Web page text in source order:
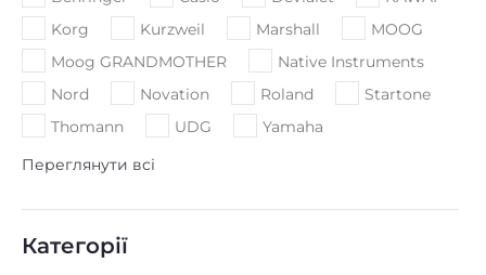
Korg
Kurzweil Marshall
MOOG
Moog GRANDMOTHER
Native Instruments
Nord
Novation Roland
Startone
Thomann
UDG
Yamaha
Переглянути всі
Категорії